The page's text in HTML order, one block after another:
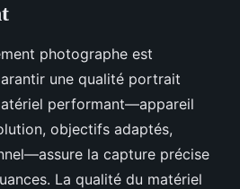
photographe est
une qualité portrait
performant—appareil
objectifs adaptés,
la capture précise
La qualité du matériel